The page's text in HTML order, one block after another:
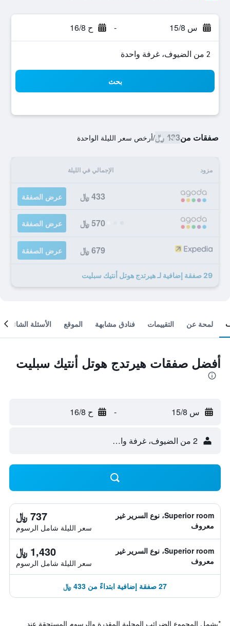
س 15/8 - ح 16/8
2 من الضيوف، غرفة واحدة
بحث
صفقات من433 ﷼ /أرخص سعر الليلة الواحدة
مزود الإجمالي في الليلة
433 ﷼ عرض الصفقة
570 ﷼ عرض الصفقة
679 ﷼ عرض الصفقة
29 صفقة إضافية لـ هيرتدج هوتل أنتيك سبليت
لمحة عن التقييمات فنادق مشابهة الموقع الأسئلة الشائعة
أفضل صفقات هيرتدج هوتل أنتيك سبليت
س 15/8 - ح 16/8
2 من الضيوف، غرفة واحدة
Superior room، نوع السرير غير
معروف
737 ﷼
سعر الليلة شامل الرسوم
Superior room، نوع السرير غير
معروف
1,430 ﷼
سعر الليلة شامل الرسوم
27 صفقة إضافية ابتداءً من 433 ﷼
*يشمل المجموع الضرائب المحلية المقدرة والرسوم المستحقة عند